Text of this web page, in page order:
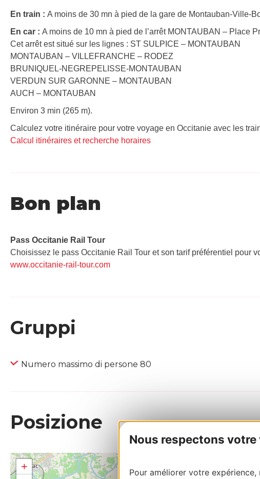
Nous respectons votre
Pour améliorer votre
En train : A moins de 30 mn à pied de la gare de Montauban-Ville-
En car : A moins de 10 mn à pied de l’arrêt MONTAUBAN – Place
Cet arrêt est situé sur les lignes : ST SULPICE – MONTAUBAN
MONTAUBAN – VILLEFRANCHE – RODEZ
BRUNIQUEL-NEGREPELISSE-MONTAUBAN
VERDUN SUR GARONNE – MONTAUBAN
AUCH – MONTAUBAN
Environ 3 min (265 m).
Calculez votre itinéraire pour votre voyage en Occitanie avec les
Calcul itinéraires et recherche horaires
Bon plan
Pass Occitanie Rail Tour​
Choisissez le pass Occitanie Rail Tour et son tarif préférentiel pour
www.occitanie-rail-tour.com
Gruppi
Numero massimo di persone 80
Posizione
+